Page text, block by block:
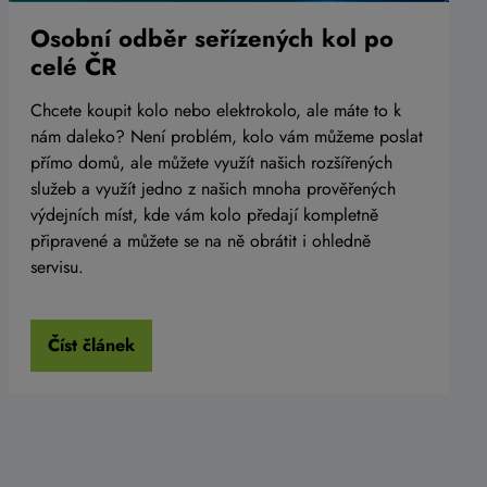
Osobní odběr seřízených kol po
celé ČR
Chcete koupit kolo nebo elektrokolo, ale máte to k
nám daleko? Není problém, kolo vám můžeme poslat
přímo domů, ale můžete využít našich rozšířených
služeb a využít jedno z našich mnoha prověřených
výdejních míst, kde vám kolo předají kompletně
připravené a můžete se na ně obrátit i ohledně
servisu.
Číst článek